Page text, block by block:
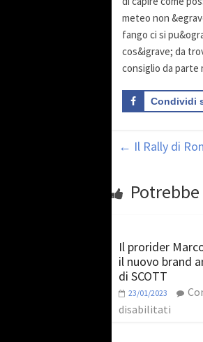
meteo non
fango ci si
cos&igrave; da
consiglio da parte
Condividi
← Il Rally di
Il prorider
il nuovo brand
di SCOTT
23/01/2023
disabilitati